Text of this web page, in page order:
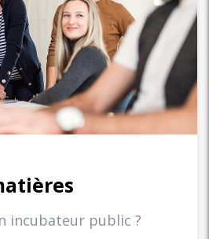
incubateur public ?